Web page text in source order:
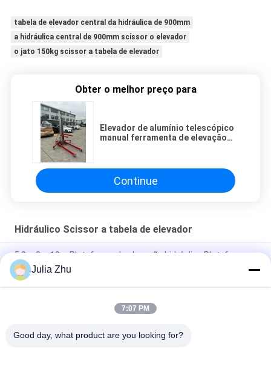
tabela de elevador central da hidráulica de 900mm
a hidráulica central de 900mm scissor o elevador
o jato 150kg scissor a tabela de elevador
Obter o melhor preço para
Elevador de alumínio telescópico
manual ferramenta de elevação
Continue
Hidráulico Scissor a tabela de elevador
5.8m 8m 10m Plataforma de elevação hidráulica Plataforma
de trabalho aéreo de estrutura de alumínio
Plataforma de trabalho aéreo de mastro duplo 8 metros de
Julia Zhu
7:07 PM
Good day, what product are you looking for?